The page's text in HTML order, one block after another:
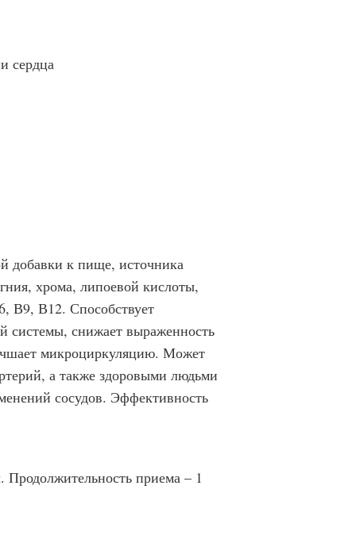
сердца
добавки к пище, источника
хрома, липоевой кислоты,
В9, В12. Способствует
системы, снижает выраженность
микроциркуляцию. Может
а также здоровыми людьми
сосудов. Эффективность
Продолжительность приема – 1